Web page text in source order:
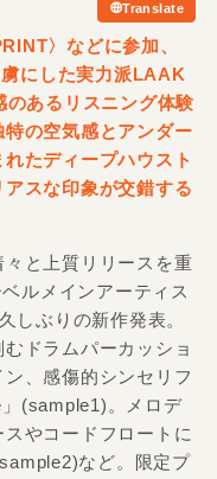
Translate
〉などに参加、
にした実力派LAAK
あるリスニング体験
の空気感とアンダー
たディープハウスト
スな印象が交錯する
と上質リリースを重
ルメインアーティス
しぶりの新作発表。
ドラムパーカッショ
、感傷的シンセリフ
(sample1)。メロデ
やコードフロートに
など。限定プ